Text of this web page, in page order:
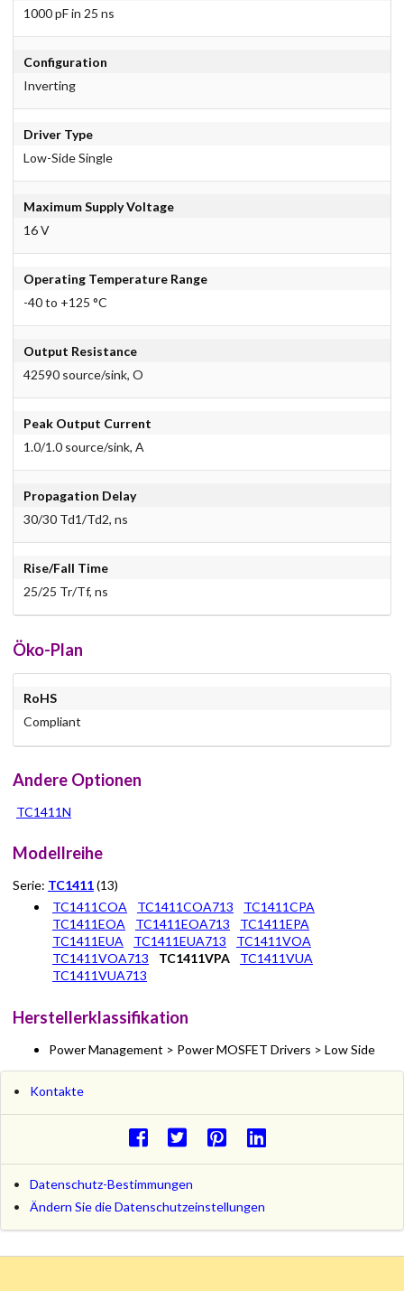
1000 pF in 25 ns
Configuration
Inverting
Driver Type
Low-Side Single
Maximum Supply Voltage
16 V
Operating Temperature Range
-40 to +125 °C
Output Resistance
42590 source/sink, O
Peak Output Current
1.0/1.0 source/sink, A
Propagation Delay
30/30 Td1/Td2, ns
Rise/Fall Time
25/25 Tr/Tf, ns
Öko-Plan
RoHS
Compliant
Andere Optionen
TC1411N
Modellreihe
Serie: TC1411(13)
TC1411COA
TC1411COA713
TC1411CPA
TC1411EOA
TC1411EOA713
TC1411EPA
TC1411EUA
TC1411EUA713
TC1411VOA
TC1411VOA713
TC1411VPA
TC1411VUA
TC1411VUA713
Herstellerklassifikation
Power Management > Power MOSFET Drivers > Low Side
Kontakte
Datenschutz-Bestimmungen
Ändern Sie die Datenschutzeinstellungen